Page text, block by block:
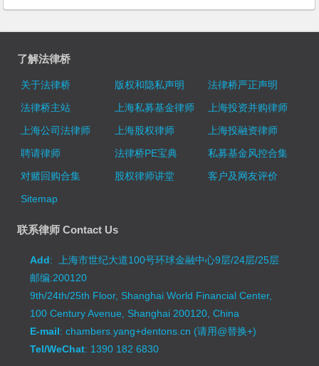
了解法律桥
关于法律桥 版权和隐私声明
法律桥严正声明
法律桥主站
上海私募基金律师
上海投资并购律师
上海公司法律师
上海股权律师
上海投融资律师
聘请律师
法律桥PE宝典
私募基金风控合集
对赌回购合集
股权律师讲堂
客户及网友评价
Sitemap
联系律师 Contact Us
Add: 上海市世纪大道100号环球金融中心9层/24层/25层
邮编:200120
9th/24th/25th Floor, Shanghai World Financial Center,
100 Century Avenue, Shanghai 200120, China
E-mail: chambers.yang+dentons.cn (请用@替换+)
Tel/WeChat: 1390 182 6830